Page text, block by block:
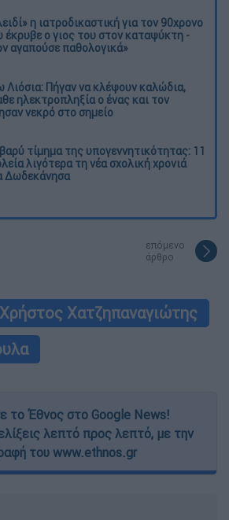
η ιατροδικαστική για τον 90χρονο
έκρυβε ο γιος του στον καταψύκτη -
αγαπούσε παθολογικά»
Λιόσια: Πήγαν να κλέψουν καλώδια,
ηλεκτροπληξία ο ένας και τον
νεκρό στο σημείο
τίμημα της υπογεννητικότητας: 11
λιγότερα τη νέα σχολική χρονιά
Δωδεκάνησα
επόμενο
άρθρο
Χρήστος Χατζηπαναγιώτης
το Έθνος στο Google News!
λεπτό προς λεπτό, με την
του www.ethnos.gr